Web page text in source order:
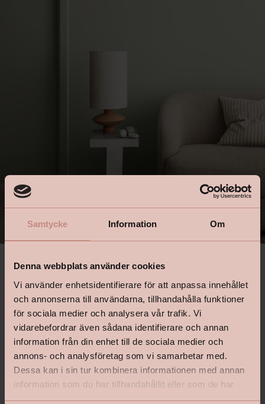
Samtycke Information Om
Denna webbplats använder cookies
Vi använder enhetsidentifierare för att anpassa innehållet
och annonserna till användarna, tillhandahålla funktioner
för sociala medier och analysera vår trafik. Vi
vidarebefordrar även sådana identifierare och annan
information från din enhet till de sociala medier och
annons- och analysföretag som vi samarbetar med.
Dessa kan i sin tur kombinera informationen med annan
information som du har tillhandahållit eller som de har
samlat in när du har använt deras tjänster.
Pale Linden från Jotun på vägg.
Köp Pale Linden från Jotun
här